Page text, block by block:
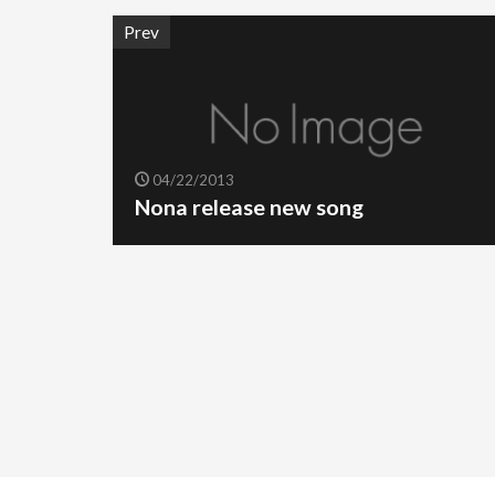
Prev
04/22/2013
Nona release new song